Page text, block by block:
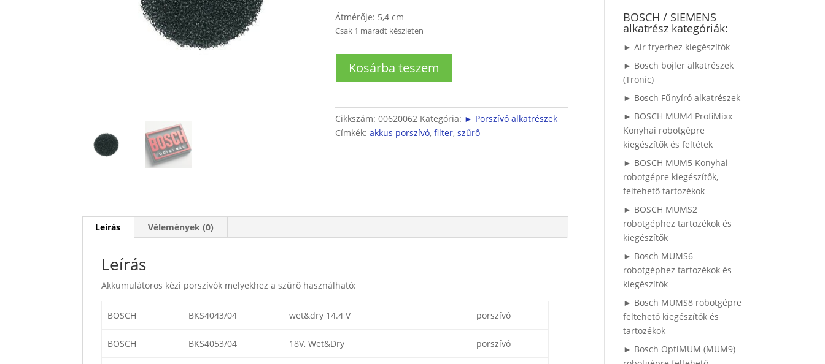
Átmérője: 5,4 cm
Csak 1 maradt készleten
akkus
Ø54mm
mennyiség
Kosárba teszem
Cikkszám:00620062 Kategória: ► Porszívó alkatrészek
Címkék:akkus porszívó,filter,szűrő
Leírás Vélemények (0)
Leírás
Akkumulátoros kézi porszívók melyekhez a szűrő használható:
BOSCH BKS4043/04 wet&dry 14.4 V porszívó
BOSCH BKS4053/04 18V, Wet&Dry porszívó
BOSCH / SIEMENS
alkatrész kategóriák:
► Air fryerhez kiegészítők
► Bosch bojler alkatrészek
(Tronic)
► Bosch Fűnyíró alkatrészek
► BOSCH MUM4 ProfiMixx
Konyhai robotgépre
kiegészítők és feltétek
► BOSCH MUM5 Konyhai
robotgépre kiegészítők,
feltehető tartozékok
► BOSCH MUMS2
robotgéphez tartozékok és
kiegészítők
► Bosch MUMS6
robotgéphez tartozékok és
kiegészítők
► Bosch MUMS8 robotgépre
feltehető kiegészítők és
tartozékok
► Bosch OptiMUM (MUM9)